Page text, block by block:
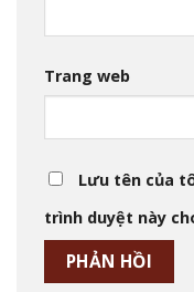
Trang web
Lưu tên của
trình duyệt này